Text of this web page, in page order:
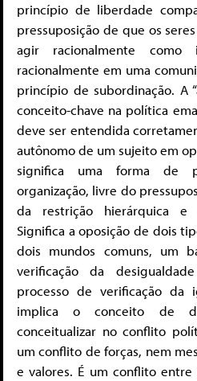
princípio de liberdade
pressuposição de que os
agir racionalmente como
racionalmente em uma
princípio de subordinação. A
conceito-chave na política
deve ser entendida
autônomo de um sujeito em
significa uma forma de
organização, livre do
da restrição hierárquica e
Significa a oposição de dois
dois mundos comuns, um
verificação da
processo de verificação da
implica o conceito de
conceitualizar no conflito
um conflito de forças, nem
e valores. É um conflito